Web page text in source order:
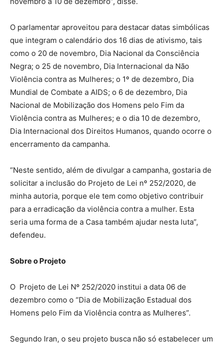
O parlamentar aproveitou para destacar datas simbólicas
que integram o calendário dos 16 dias de ativismo, tais
como o 20 de novembro, Dia Nacional da Consciência
Negra; o 25 de novembro, Dia Internacional da Não
Violência contra as Mulheres; o 1º de dezembro, Dia
Mundial de Combate a AIDS; o 6 de dezembro, Dia
Nacional de Mobilização dos Homens pelo Fim da
Violência contra as Mulheres; e o dia 10 de dezembro,
Dia Internacional dos Direitos Humanos, quando ocorre o
encerramento da campanha.
“Neste sentido, além de divulgar a campanha, gostaria de
solicitar a inclusão do Projeto de Lei nº 252/2020, de
minha autoria, porque ele tem como objetivo contribuir
para a erradicação da violência contra a mulher. Esta
seria uma forma de a Casa também ajudar nesta luta”,
defendeu.
Sobre o Projeto
O Projeto de Lei Nº 252/2020 institui a data 06 de
dezembro como o “Dia de Mobilização Estadual dos
Homens pelo Fim da Violência contra as Mulheres”.
Segundo Iran, o seu projeto busca não só estabelecer um